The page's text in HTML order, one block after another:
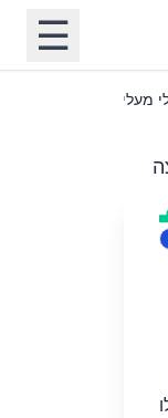
☰
מעלי - קופונים 🛍